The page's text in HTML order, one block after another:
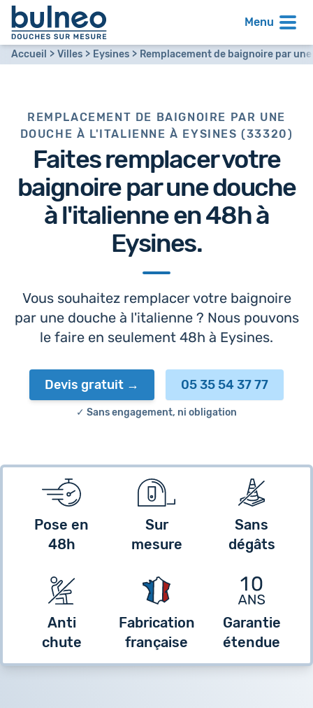
Menu
Accueil Villes Eysines Remplacement de baignoire par
REMPLACEMENT DE BAIGNOIRE PAR UNE
DOUCHE À L'ITALIENNE À EYSINES (33320)
Faites remplacer votre
baignoire parune douche
à l'italienne en 48hà
Eysines.
Vous souhaitez remplacer votre baignoire
par une douche à l'italienne ? Nous pouvons
le faire en seulement 48h à Eysines.
Devis gratuit 05 35 54 37 77
✓ Sans engagement, ni obligation
Pose en
48h
Sur
mesure
Sans
dégâts
Anti
chute
Fabrication
française
Garantie
étendue